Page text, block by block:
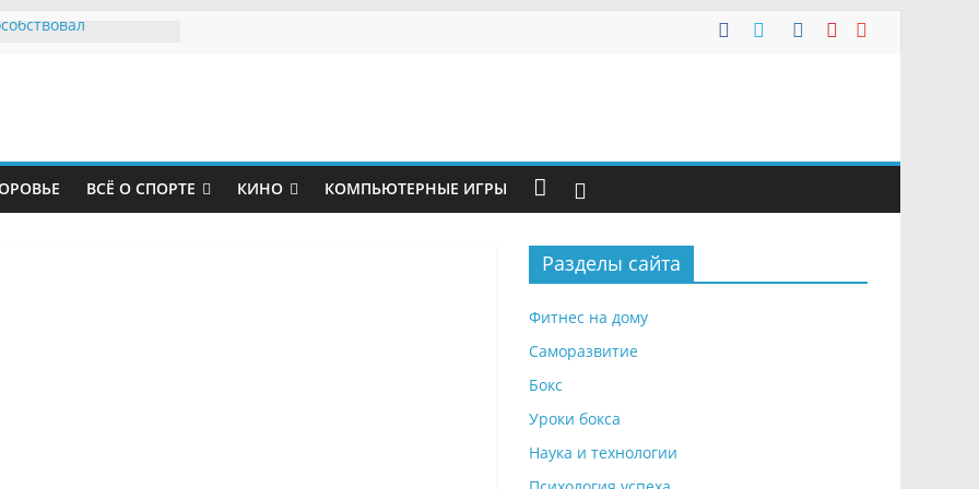
политики устроили
за судьбу
«Зенита»
ВСЁ О СПОРТЕ КИНО КОМПЬЮТЕРНЫЕ ИГРЫ
Разделы сайта
Фитнес на дому
Саморазвитие
Бокс
Уроки бокса
Наука и технологии